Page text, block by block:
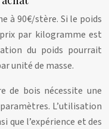
à 90€/stère. Si le poids
par kilogramme est
du poids pourrait
unité de masse.
de bois nécessite une
L’utilisation
que l’expérience et des